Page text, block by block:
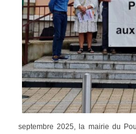
septembre 2025, la mairie du